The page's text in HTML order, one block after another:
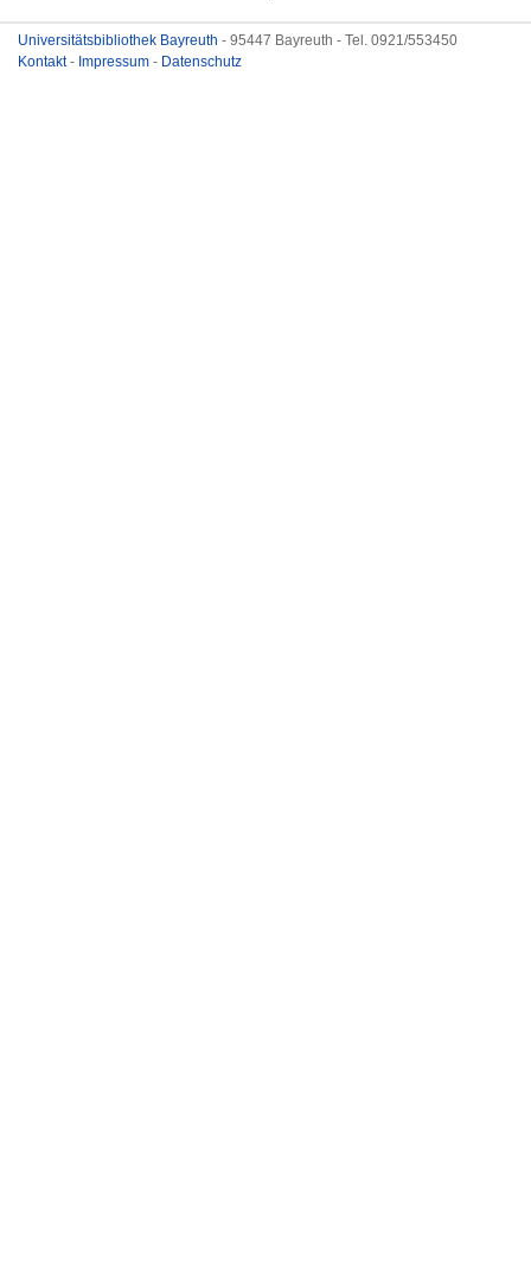
Universitätsbibliothek Bayreuth - 95447 Bayreuth - Tel. 0921/553450
Kontakt- Impressum - Datenschutz